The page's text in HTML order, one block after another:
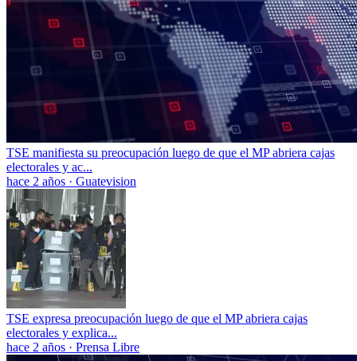
TSE manifiesta su preocupación luego de que el MP abriera cajas
electorales y ac...
hace 2 años · Guatevision
TSE expresa preocupación luego de que el MP abriera cajas
electorales y explica...
hace 2 años · Prensa Libre